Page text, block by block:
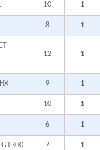
10 1
8 1
12 1
9 1
10 1
6 1
GT300 7 1